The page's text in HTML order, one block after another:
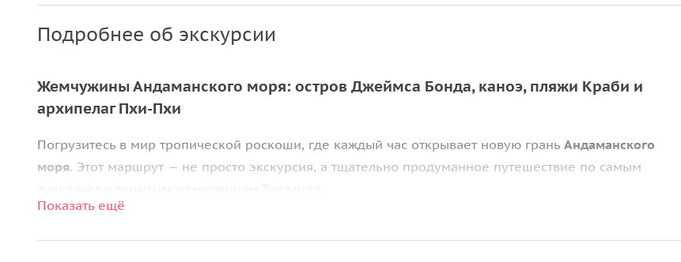
Гид, говорящий на английском и русском
языках
Спасательные жилеты
Подробнее об экскурсии
Жемчужины Андаманского моря: остров Джеймса Бонда, каноэ, пляжи Краби и
архипелаг Пхи-Пхи
Погрузитесь в мир тропической роскоши, где каждый час открывает новую грань Андаманского
моря. Этот маршрут — не просто экскурсия, а тщательно продуманное путешествие по самым
сосредоточиться на впечатлениях. Величественные известняковые скалы, изумрудные лагуны и
Показать ещё